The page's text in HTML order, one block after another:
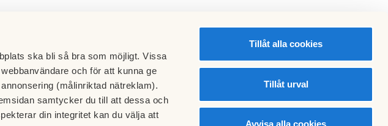
ska bli så bra som möjligt. Vissa
och för att kunna ge
(målinriktad nätreklam).
samtycker du till att dessa och
din integritet kan du välja att
Tillåt alla cookies
Tillåt urval
Avvisa alla cookies
Besök HSB.se
Läs mer om cookies här